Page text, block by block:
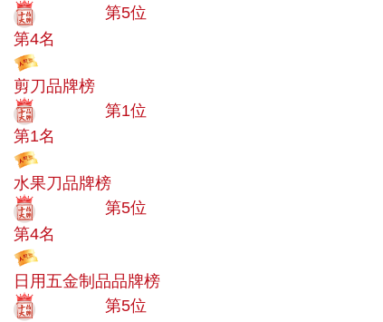
第5位
第4名
剪刀品牌榜
第1位
第1名
水果刀品牌榜
第5位
第4名
日用五金制品品牌榜
第5位